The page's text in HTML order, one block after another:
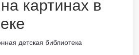
картинах в
детская библиотека